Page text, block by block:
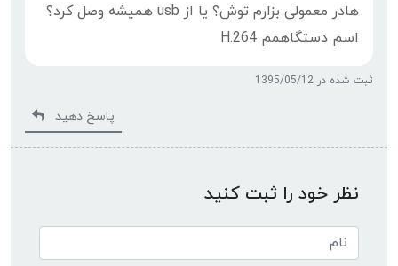
هادر معمولی بزارم توش؟ یا از usb همیشه وصل کرد؟
اسم دستگاهمم H.264
ثبت شده در 1395/05/12
پاسخ دهید
نظر خود را ثبت کنید